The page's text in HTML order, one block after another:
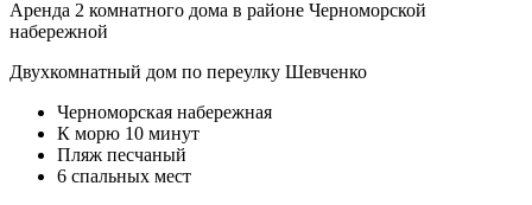
Аренда 2 комнатного дома в районе Черноморской
набережной
Двухкомнатный дом по переулку Шевченко
Черноморская набережная
К морю 10 минут
Пляж песчаный
6 спальных мест